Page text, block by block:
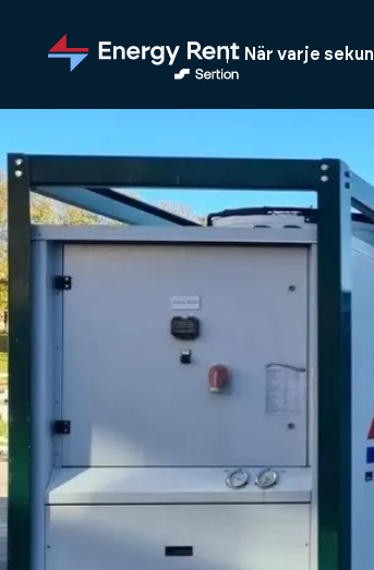
huvudinnehållet
När varje